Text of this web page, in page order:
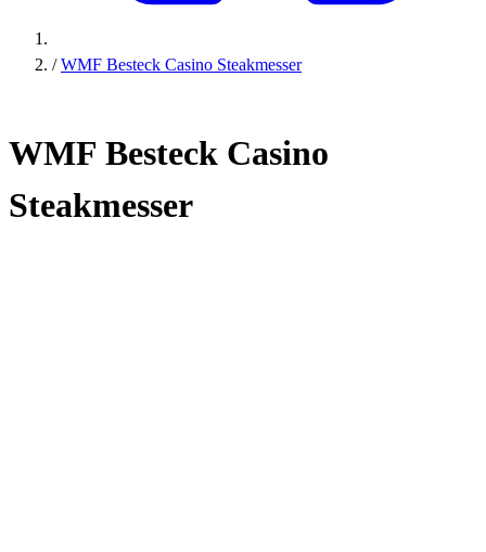
/ WMF Besteck Casino Steakmesser
WMF Besteck Casino
Steakmesser